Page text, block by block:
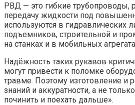
РВД — это гибкие трубопроводы,
передачу жидкости под
используются в гидравлических
подъемников, строительной и
на станках и в мобильных
Надёжность таких рукавов
могут привести к поломке
травме. Поэтому изготовление и
знаний и аккуратности, а не
починить и поехать дальше».